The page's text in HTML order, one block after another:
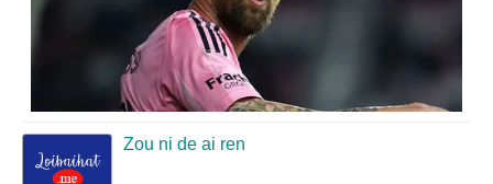
Zou ni de ai ren